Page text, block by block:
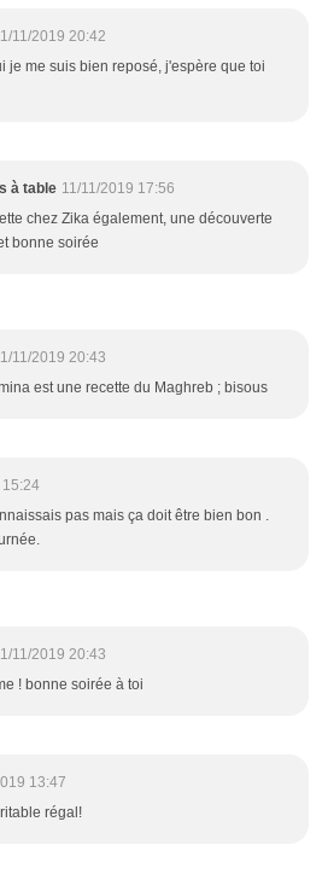
11/2019 20:42
je me suis bien reposé, j'espère que toi
à table 11/11/2019 17:56
chez Zika également, une découverte
bonne soirée
11/2019 20:43
est une recette du Maghreb ; bisous
15:24
pas mais ça doit être bien bon .
11/2019 20:43
! bonne soirée à toi
13:47
régal!